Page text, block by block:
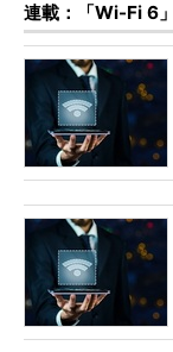
連載：「Wi-Fi 6